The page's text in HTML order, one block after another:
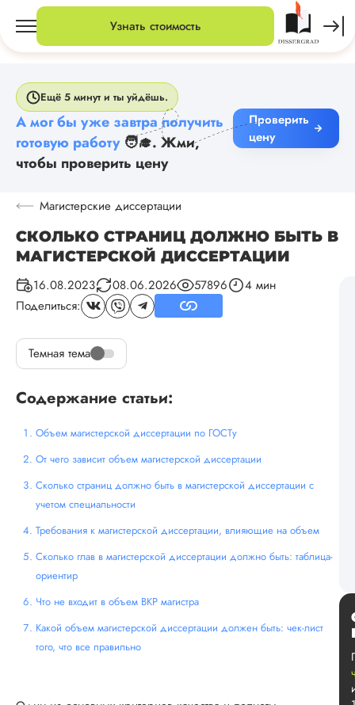
Узнать стоимость
Ещё 5 минут и ты уйдёшь.
А мог бы уже завтра получить
готовую работу🧑‍🎓. Жми,
чтобы проверить цену
Проверить
цену
Магистерские диссертации
СКОЛЬКО СТРАНИЦ ДОЛЖНО БЫТЬ В
МАГИСТЕРСКОЙ ДИССЕРТАЦИИ
16.08.2023 08.06.2026 57896
4 мин
Поделиться:
Темная тема
Содержание статьи:
Объем магистерской диссертации по ГОСТу
От чего зависит объем магистерской диссертации
Сколько страниц должно быть в магистерской диссертации с
учетом специальности
Требования к магистерской диссертации, влияющие на объем
Сколько глав в магистерской диссертации должно быть: таблица-
ориентир
Что не входит в объем ВКР магистра
Какой объем магистерской диссертации должен быть: чек-лист
того, что все правильно